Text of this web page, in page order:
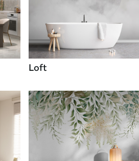
Loft